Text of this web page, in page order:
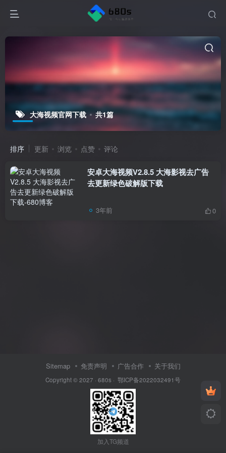
大海视频官网下载 共1篇
排序 更新 浏览 点赞 评论
安卓大海视频V2.8.5 大海影视去广告
去更新绿色破解版下载
3年前 0
Sitemap 免责声明 广告合作 关于我们
Copyright © 2027 · 680s · 鄂ICP备2022032491号
加入TG频道